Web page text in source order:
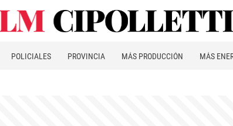
POLICIALES PROVINCIA MÁS PRODUCCIÓN MÁS